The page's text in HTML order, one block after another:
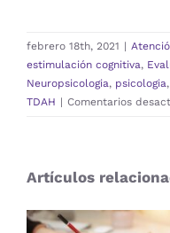
febrero 18th, 2021 |
estimulación cognitiva,
Neuropsicologia, psicologia,
TDAH | Comentarios
Artículos